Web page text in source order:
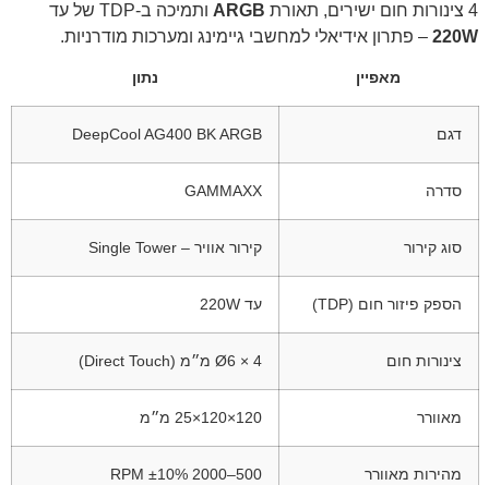
4 צינורות חום ישירים, תאורת
ARGB ותמיכה ב-TDP של עד
220W – פתרון אידיאלי למחשבי גיימינג ומערכות מודרניות.
מאפיין נתון
דגם DeepCool AG400 BK ARGB
סדרה GAMMAXX
סוג קירור קירור אוויר – Single Tower
הספק פיזור חום (TDP) עד 220W
צינורות חום 4 × Ø6 מ״מ (Direct Touch)
מאוורר 120×120×25 מ״מ
מהירות מאוורר 500–2000 RPM ±10%